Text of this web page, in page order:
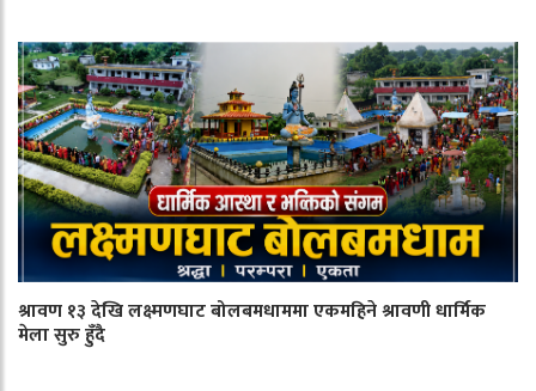
श्रावण १३ देखि लक्ष्मणघाट बोलबमधाममा एकमहिने श्रावणी धार्मिक
मेला सुरु हुँदै